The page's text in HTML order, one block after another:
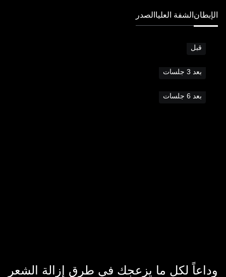
الإبطان الشفة العليا الصدر
قبل
بعد 3 جلسات
بعد 6 جلسات
وداعاً لكل ما يزعجك في طرق إزالة الشعر